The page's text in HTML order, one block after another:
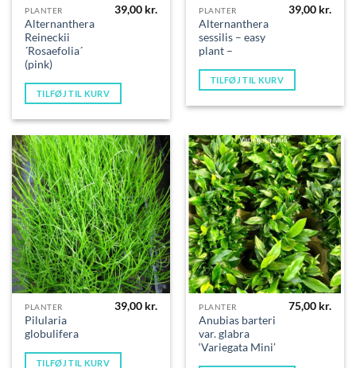
PLANTER
Alternanthera
Reineckii
´Rosaefolia´
(pink)
39,00 kr.
TILFØJ TIL KURV
PLANTER
Alternanthera
sessilis – easy
plant –
39,00 kr.
TILFØJ TIL KURV
PLANTER
Pilularia
globulifera
39,00 kr.
TILFØJ TIL KURV
PLANTER
Anubias barteri
var. glabra
‘Variegata Mini’
75,00 kr.